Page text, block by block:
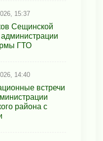
15:37
Сещинской
администрации
ГТО
14:40
встречи
района с